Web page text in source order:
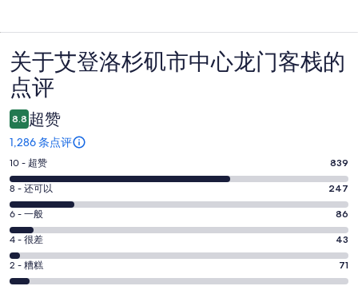
点
评
关于艾登洛杉矶市中心龙门客栈的
点评
8.8 超赞
1,286 条点评
10
分
-
超
赞。
839
条
好
10 - 超赞 839
8
分
-
还
可
以。
8 - 还可以 247
6
分
-
一
般。
6 - 一般 86
4
分
-
4 - 很差 43
2
分
2 - 糟糕 71